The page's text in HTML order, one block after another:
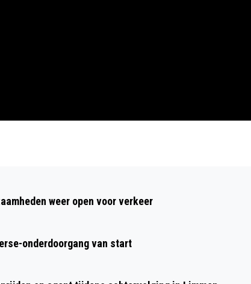
LETTERENLOOP OP ZONDAG 3
weer open voor verkeer
onderdoorgang van start